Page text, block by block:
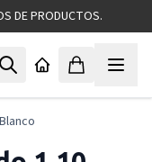
DE PRODUCTOS.